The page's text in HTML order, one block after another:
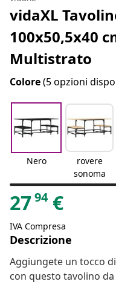
vidaXL
100x50,5x40
Multistrato
Colore(5 opzioni
Nero
rovere
sonoma
2794 €
IVA Compresa
Descrizione
Aggiungete un tocco
con questo tavolino